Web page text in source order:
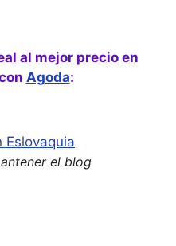
al mejor precio en
Agoda:
el blog